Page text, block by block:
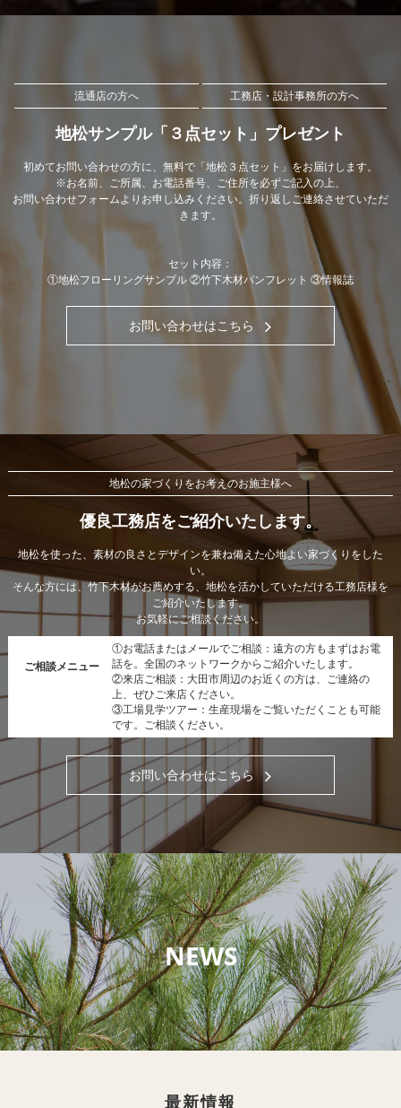
流通店の方へ 工務店・設計事務所の方へ
地松サンプル「３点セット」プレゼント
初めてお問い合わせの方に、無料で「地松３点セット」をお届けします。
※お名前、ご所属、お電話番号、ご住所を必ずご記入の上、
お問い合わせフォームよりお申し込みください。折り返しご連絡させていただ
きます。
セット内容：
①地松フローリングサンプル ②竹下木材パンフレット ③情報誌
お問い合わせはこちら
地松の家づくりをお考えのお施主様へ
優良工務店をご紹介いたします。
地松を使った、素材の良さとデザインを兼ね備えた心地よい家づくりをした
い。
そんな方には、竹下木材がお薦めする、地松を活かしていただける工務店様を
ご紹介いたします。
お気軽にご相談ください。
ご相談メニュー
①お電話またはメールでご相談：遠方の方もまずはお電
話を。全国のネットワークからご紹介いたします。
②来店ご相談：大田市周辺のお近くの方は、ご連絡の
上、ぜひご来店ください。
③工場見学ツアー：生産現場をご覧いただくことも可能
です。ご相談ください。
お問い合わせはこちら
NEWS
最新情報